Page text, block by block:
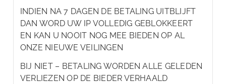
INDIEN NA 7 DAGEN DE BETALING UITBLIJFT
DAN WORD UW IP VOLLEDIG GEBLOKKEERT
EN KAN U NOOIT NOG MEE BIEDEN OP AL
ONZE NIEUWE VEILINGEN
BIJ NIET – BETALING WORDEN ALLE GELEDEN
VERLIEZEN OP DE BIEDER VERHAALD